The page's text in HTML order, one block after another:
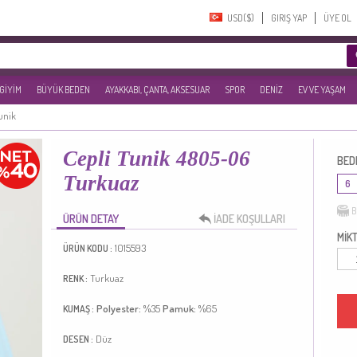
USD($)‎ GIRIŞ YAP ÜYE OL
BÜYÜK BEDEN AYAKKABI, ÇANTA, AKSESUAR SPOR DENİZ EV VE YAŞAM
Cepli Tunik 4805-06
Turkuaz
ÜRÜN DETAY İADE KOŞULLARI
ÜRÜN KODU : 1015593
RENK : Turkuaz
KUMAŞ : Polyester: %35Pamuk: %65
DESEN : Düz
6